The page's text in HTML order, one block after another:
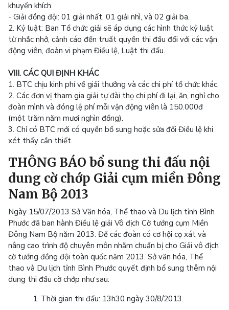
khuyến khích.
- Giải đồng đội: 01 giải nhất, 01 giải nhì, và 02 giải ba.
2. Kỷ luật: Ban Tổ chức giải sẽ áp dụng các hình thức kỷ luật
từ nhắc nhở, cảnh cáo đến truất quyền thi đấu đối với các vận
động viên, đoàn vi phạm Điều lệ, Luật thi đấu.
VIII. CÁC QUI ĐỊNH KHÁC
1. BTC chịu kinh phí về giải thưởng và các chi phí tổ chức khác.
2. Các đơn vị tham gia giải tự đài thọ chi phí đi lại, ăn, nghỉ cho
đoàn mình và đóng lệ phí mỗi vận động viên là 150.000đ
(một trăm năm mươi nghìn đồng).
3. Chỉ có BTC mới có quyền bổ sung hoặc sửa đổi Điều lệ khi
xét thấy cần thiết.
THÔNG BÁO bổ sung thi đấu nội
dung cờ chớp Giải cụm miền Đông
Nam Bộ 2013
Ngày 15/07/2013 Sở Văn hóa, Thể thao và Du lịch tỉnh Bình
Phước đã ban hành Điều lệ giải Vô địch Cờ tướng cụm Miền
Đông Nam Bộ năm 2013. Để các đoàn có cơ hội cọ xát và
nâng cao trình độ chuyên môn nhằm chuẩn bị cho Giải vô địch
cờ tướng đồng đội toàn quốc năm 2013. Sở văn hóa, Thể
thao và Du lịch tỉnh Bình Phước quyết định bổ sung thêm nội
dung thi đấu cờ chớp như sau:
1. Thời gian thi đấu: 13h30 ngày 30/8/2013.